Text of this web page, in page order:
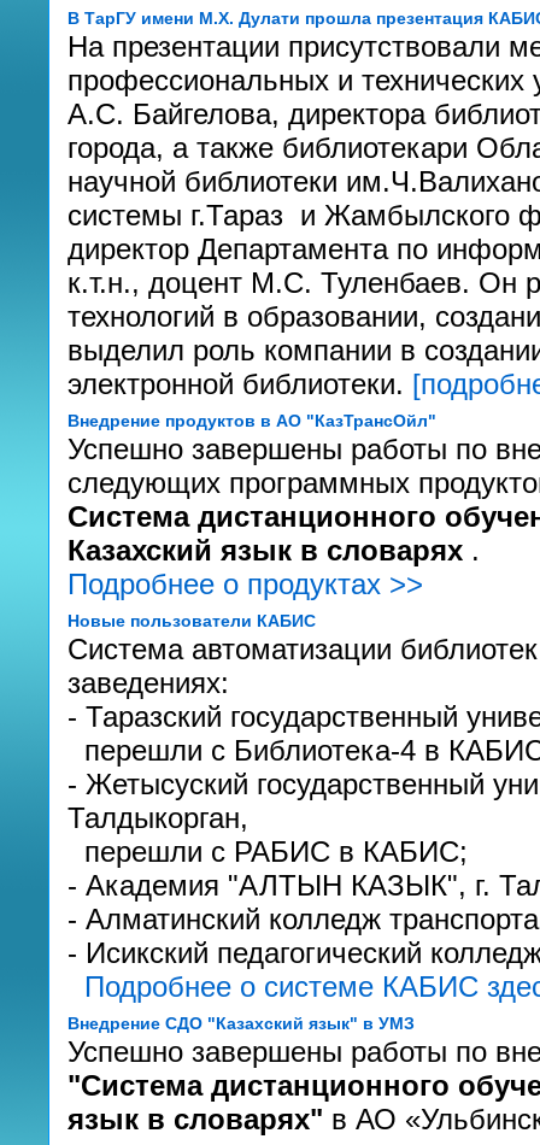
В ТарГУ имени М.Х. Дулати прошла презентация
На презентации присутствовали
профессиональных и
А.С. Байгелова, директора
города, а также библиотекари
научной библиотеки
системы г.Тараз и Жамбылского
директор Департамента по
к.т.н., доцент М.С. Туленбаев. Он
технологий в образовании,
выделил роль компании в
электронной библиотеки.
Внедрение продуктов в АО "КазТрансОйл"
Успешно завершены работы по
следующих программных
Система дистанционного
Казахский язык в словарях .
Подробнее о продуктах >>
Новые пользователи КАБИС
Система автоматизации
заведениях:
- Таразский государственный
перешли с Библиотека-4 в
- Жетысуский государственный
Талдыкорган,
перешли с РАБИС в КАБИС;
- Академия "АЛТЫН КАЗЫК", г.
- Алматинский колледж
- Исикский педагогический
Подробнее о системе КАБИС
Внедрение СДО "Казахский язык" в УМЗ
Успешно завершены работы по
"Система дистанционного
язык в словарях" в АО